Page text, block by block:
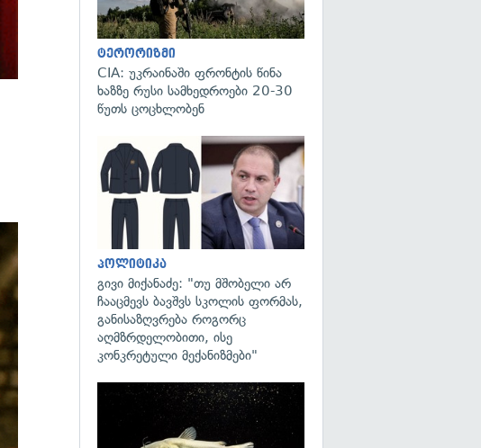
ტერორიზმი
CIA: უკრაინაში ფრონტის წინა
ხაზზე რუსი სამხედროები 20-30
წუთს ცოცხლობენ
პოლიტიკა
გივი მიქანაძე: "თუ მშობელი არ
ჩააცმევს ბავშვს სკოლის ფორმას,
განისაზღვრება როგორც
აღმზრდელობითი, ისე
კონკრეტული მექანიზმები"